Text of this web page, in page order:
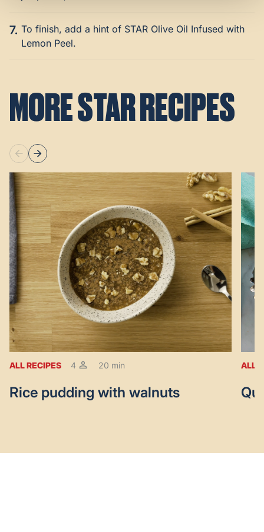
7. To finish, add a hint of STAR Olive Oil Infused with
Lemon Peel.
MORE STAR RECIPES
ALL RECIPES 4 20 min
Rice pudding with walnuts
ALL